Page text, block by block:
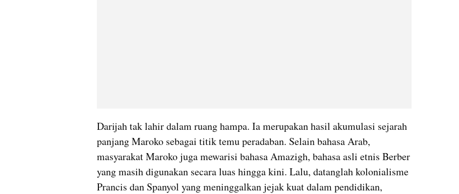
Darijah tak lahir dalam ruang hampa. Ia merupakan hasil akumulasi sejarah
panjang Maroko sebagai titik temu peradaban. Selain bahasa Arab,
masyarakat Maroko juga mewarisi bahasa Amazigh, bahasa asli etnis Berber
yang masih digunakan secara luas hingga kini. Lalu, datanglah kolonialisme
Prancis dan Spanyol yang meninggalkan jejak kuat dalam pendidikan,